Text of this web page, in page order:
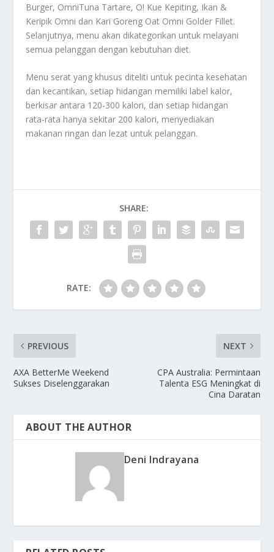
Burger, OmniTuna Tartare, O! Kue Kepiting, Ikan &
Keripik Omni dan Kari Goreng Oat Omni Golder Fillet.
Selanjutnya, menu akan dikategorikan untuk melayani
semua pelanggan dengan kebutuhan diet.
Menu serat yang khusus diteliti untuk pecinta kesehatan
dan kecantikan, setiap hidangan memiliki label kalor,
berkisar antara 120-300 kalori, dan setiap hidangan
rata-rata hanya sekitar 200 kalori, menyediakan
makanan ringan dan lezat untuk pelanggan.
SHARE:
RATE:
PREVIOUS
AXA BetterMe Weekend
Sukses Diselenggarakan
NEXT
CPA Australia: Permintaan
Talenta ESG Meningkat di
Cina Daratan
ABOUT THE AUTHOR
Deni Indrayana